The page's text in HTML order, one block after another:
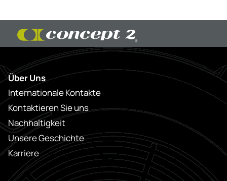
Über Uns
Internationale Kontakte
Kontaktieren Sie uns
Nachhaltigkeit
Unsere Geschichte
Karriere